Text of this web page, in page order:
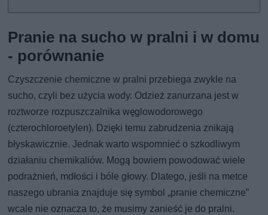
Pranie na sucho w pralni i w domu
- porównanie
Czyszczenie chemiczne w pralni przebiega zwykle na
sucho, czyli bez użycia wody. Odzież zanurzana jest w
roztworze rozpuszczalnika węglowodorowego
(czterochloroetylen). Dzięki temu zabrudzenia znikają
błyskawicznie. Jednak warto wspomnieć o szkodliwym
działaniu chemikaliów. Mogą bowiem powodować wiele
podrażnień, mdłości i bóle głowy. Dlatego, jeśli na metce
naszego ubrania znajduje się symbol „pranie chemiczne”
wcale nie oznacza to, że musimy zanieść je do pralni.